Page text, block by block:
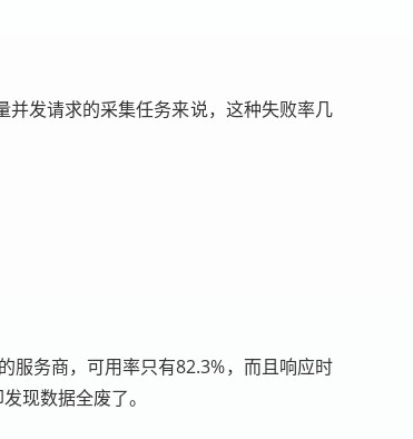
并发请求的采集任务来说，这种失败率几
服务商，可用率只有82.3%，而且响应时
现数据全废了。